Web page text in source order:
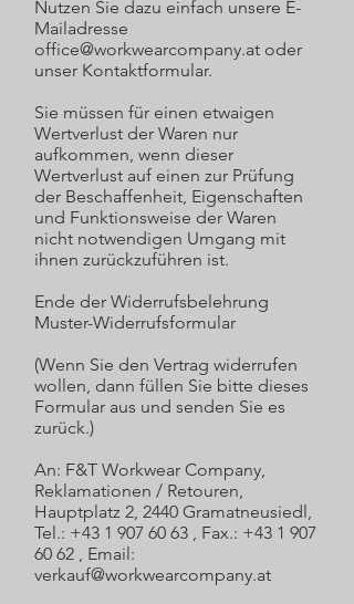
Nutzen Sie dazu einfach unsere E-
Mailadresse
office@workwearcompany.at oder
unser Kontaktformular.
Sie müssen für einen etwaigen
Wertverlust der Waren nur
aufkommen, wenn dieser
Wertverlust auf einen zur Prüfung
der Beschaffenheit, Eigenschaften
und Funktionsweise der Waren
nicht notwendigen Umgang mit
ihnen zurückzuführen ist.
Ende der Widerrufsbelehrung
Muster-Widerrufsformular
(Wenn Sie den Vertrag widerrufen
wollen, dann füllen Sie bitte dieses
Formular aus und senden Sie es
zurück.)
An: F&T Workwear Company,
Reklamationen / Retouren,
Hauptplatz 2, 2440 Gramatneusiedl,
Tel.: +43 1 907 60 63 , Fax.: +43 1 907
60 62 , Email:
verkauf@workwearcompany.at